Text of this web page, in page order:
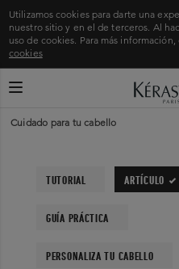
Utilizamos cookies para darte una
nuestro sitio y en el de terceros. Al
uso de cookies. Para más
cookies
CAMBIAR MODO DE NAVEGACIÓN
Cuidado para tu cabello
TUTORIAL ARTÍCULO
GUÍA PRÁCTICA
PERSONALIZA TU CABELLO